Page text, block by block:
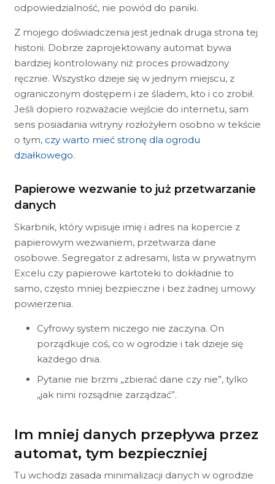
odpowiedzialność, nie powód do paniki.
Z mojego doświadczenia jest jednak druga strona tej
historii. Dobrze zaprojektowany automat bywa
bardziej kontrolowany niż proces prowadzony
ręcznie. Wszystko dzieje się w jednym miejscu, z
ograniczonym dostępem i ze śladem, kto i co zrobił.
Jeśli dopiero rozważacie wejście do internetu, sam
sens posiadania witryny rozłożyłem osobno w tekście
o tym, czy warto mieć stronę dla ogrodu
działkowego.
Papierowe wezwanie to już przetwarzanie
danych
Skarbnik, który wpisuje imię i adres na kopercie z
papierowym wezwaniem, przetwarza dane
osobowe. Segregator z adresami, lista w prywatnym
Excelu czy papierowe kartoteki to dokładnie to
samo, często mniej bezpieczne i bez żadnej umowy
powierzenia.
Cyfrowy system niczego nie zaczyna. On
porządkuje coś, co w ogrodzie i tak dzieje się
każdego dnia.
Pytanie nie brzmi „zbierać dane czy nie”, tylko
„jak nimi rozsądnie zarządzać”.
Im mniej danych przepływa przez
automat, tym bezpieczniej
Tu wchodzi zasada minimalizacji danych w ogrodzie